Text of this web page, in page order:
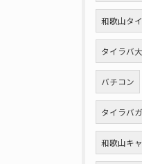
和歌山タ
タイラバ
バチコン
タイラバ
和歌山キ